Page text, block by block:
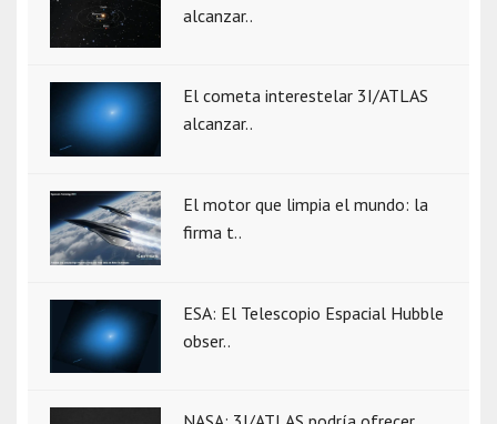
alcanzar..
El cometa interestelar 3I/ATLAS
alcanzar..
El motor que limpia el mundo: la
firma t..
ESA: El Telescopio Espacial Hubble
obser..